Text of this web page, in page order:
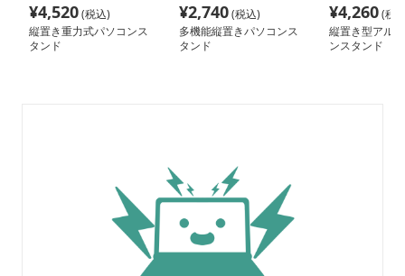
¥4,520(税込)
縦置き重力式パソコンス
タンド
¥2,740(税込)
多機能縦置きパソコンス
タンド
¥4,260(税
縦置き型アル
ンスタンド